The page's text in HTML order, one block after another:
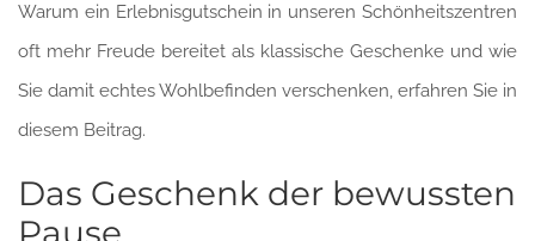
Warum ein Erlebnisgutschein in unseren Schönheitszentren
oft mehr Freude bereitet als klassische Geschenke und wie
Sie damit echtes Wohlbefinden verschenken, erfahren Sie in
diesem Beitrag.
Das Geschenk der bewussten
Pause